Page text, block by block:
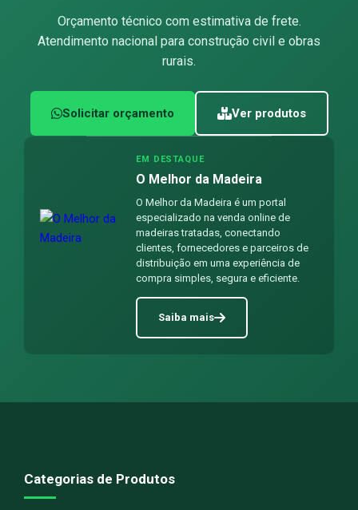
Orçamento técnico com estimativa de frete.
Atendimento nacional para construção civil e obras
rurais.
Solicitar orçamento Ver produtos
EM DESTAQUE
O Melhor da Madeira
O Melhor da Madeira é um portal
especializado na venda online de
madeiras tratadas, conectando
clientes, fornecedores e parceiros de
distribuição em uma experiência de
compra simples, segura e eficiente.
Saiba mais
Categorias de Produtos